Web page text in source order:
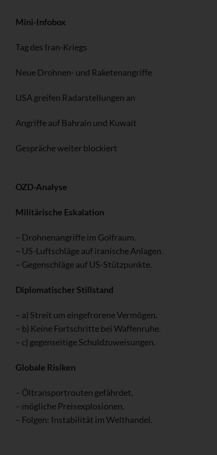
Mini-Infobox
Tag des Iran-Kriegs
Neue Drohnen- und Raketenangriffe
USA greifen Radarstellungen an
Angriffe auf Bahrain und Kuwait
Gespräche weiter blockiert
OZD-Analyse
Militärische Eskalation
– Drohnenangriffe im Golfraum.
– US-Luftschläge auf iranische Anlagen.
– Gegenschläge auf US-Stützpunkte.
Diplomatischer Stillstand
– a) Streit um eingefrorene Vermögen.
– b) Keine Fortschritte bei Waffenruhe.
– c) gegenseitige Schuldzuweisungen.
Globale Risiken
– Öltransportrouten gefährdet.
– mögliche Preisexplosionen.
– Folgen: Instabilität im Welthandel.